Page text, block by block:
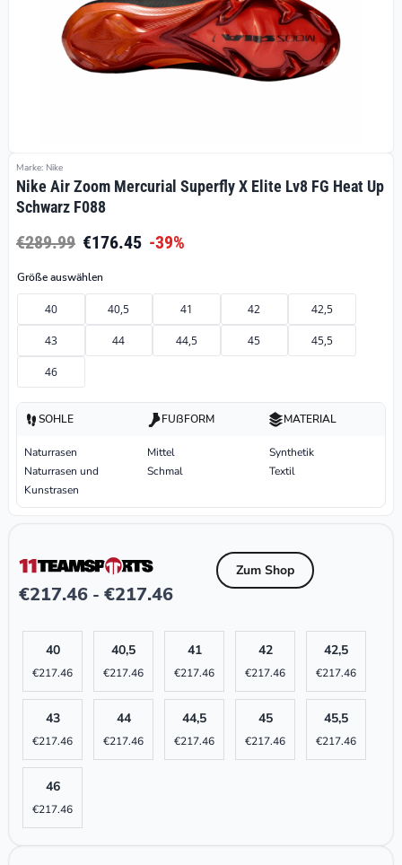
Marke: Nike
Nike Air Zoom Mercurial Superfly X Elite Lv8 FG Heat Up
Schwarz F088
€289.99 €176.45 -39%
Größe auswählen
40 40,5 41 42 42,5
43 44 44,5 45 45,5
46
SOHLE
Naturrasen
Naturrasen und
Kunstrasen
FUßFORM
Mittel
Schmal
MATERIAL
Synthetik
Textil
€217.46 - €217.46
Zum Shop
40
€217.46
40,5
€217.46
41
€217.46
42
€217.46
42,5
€217.46
43
€217.46
44
€217.46
44,5
€217.46
45
€217.46
45,5
€217.46
46
€217.46